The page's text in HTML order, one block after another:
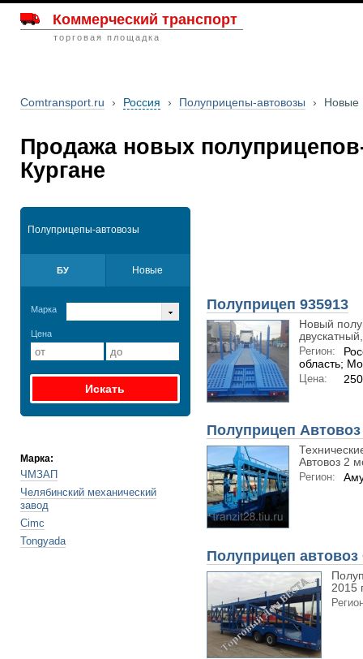
Коммерческий транспорт
торговая площадка
Comtransport.ru › Россия › Полуприцепы-автовозы › Новые
Продажа новых
Кургане
Полуприцепы-автовозы
БУ Новые
Марка
Цена
Марка:
ЧМЗАП
Челябинский механический
завод
Cimc
Tongyada
Полуприцеп 935913
Новый
Регион:
область;
Цена:
Полуприцеп
Автовоз 2
Регион:
Полуприцеп автовоз
2015